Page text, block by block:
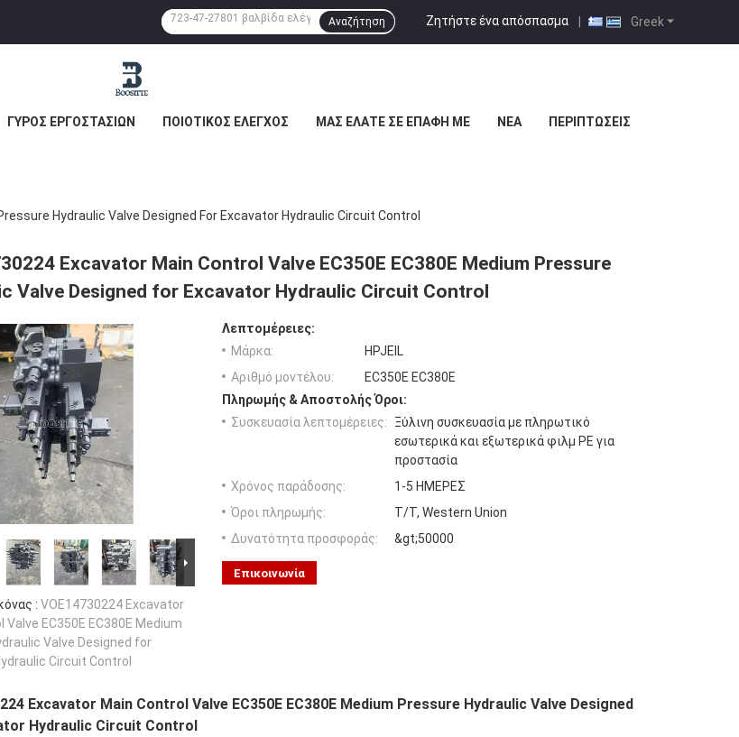
Greek
Ζητήστε ένα απόσπασμα |
Αναζήτηση
ΓΎΡΟΣ ΕΡΓΟΣΤΑΣΊΩΝ ΠΟΙΟΤΙΚΌΣ ΈΛΕΓΧΟΣ ΜΑΣ ΕΛΆΤΕ ΣΕ ΕΠΑΦΉ ΜΕ ΝΈΑ ΠΕΡΙΠΤΏΣΕΙΣ
Hydraulic Valve Designed For Excavator Hydraulic Circuit Control
Excavator Main Control Valve EC350E EC380E Medium Pressure
Valve Designed for Excavator Hydraulic Circuit Control
: VOE14730224 Excavator
Valve EC350E EC380E Medium
Valve Designed for
Circuit Control
Λεπτομέρειες:
Μάρκα:
HPJEIL
Αριθμό μοντέλου:
EC350E EC380E
Πληρωμής & Αποστολής Όροι:
Συσκευασία λεπτομέρειες:
Ξύλινη συσκευασία με πληρωτικό
εσωτερικά και εξωτερικά φιλμ PE για
προστασία
Χρόνος παράδοσης:
1-5 ΗΜΕΡΕΣ
Όροι πληρωμής:
T/T, Western Union
Δυνατότητα προσφοράς:
&gt;50000
Επικοινωνία
Excavator Main Control Valve EC350E EC380E Medium Pressure Hydraulic Valve Designed
Hydraulic Circuit Control